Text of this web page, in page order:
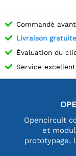
Commandé
Livraison gratuite
Évaluation du
Service excellent
Opencircuit
et
prototypage,